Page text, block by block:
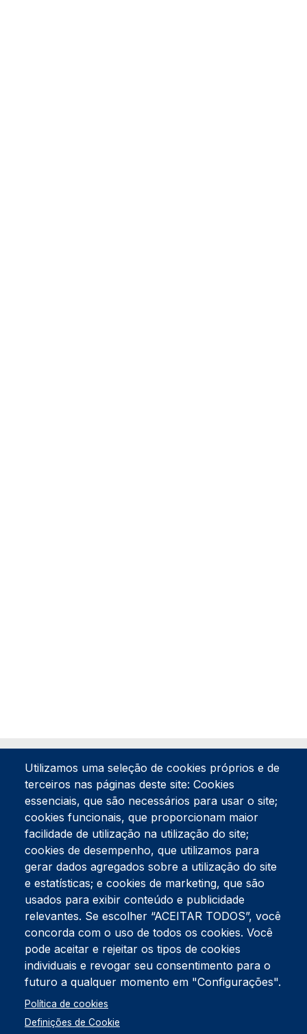
Tel:234 390 100Fax:234 390 100
Endereço Postal
Apartado 42
Rua Gil Eanes 31
3834-908 Gafanha da Nazaré
Estúdios
Rua Prior Guerra
Edifício do Centro Cultural da Gafanha da Nazaré
3830-556 Gafanha da Nazaré
Rodapé
Cookies
Política de Privacidade
Utilizamos uma seleção de cookies próprios e de
terceiros nas páginas deste site: Cookies
essenciais, que são necessários para usar o site;
cookies funcionais, que proporcionam maior
facilidade de utilização na utilização do site;
cookies de desempenho, que utilizamos para
gerar dados agregados sobre a utilização do site
e estatísticas; e cookies de marketing, que são
usados para exibir conteúdo e publicidade
relevantes. Se escolher “ACEITAR TODOS”, você
concorda com o uso de todos os cookies. Você
pode aceitar e rejeitar os tipos de cookies
individuais e revogar seu consentimento para o
futuro a qualquer momento em "Configurações".
Política de cookies
Definições de Cookie